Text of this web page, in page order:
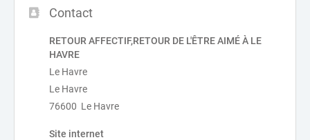
Contact
RETOUR AFFECTIF,RETOUR DE L'ÊTRE AIMÉ À LE
HAVRE
Le Havre
Le Havre
76600 Le Havre
Site internet